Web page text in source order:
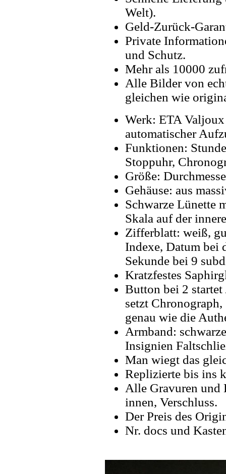
Welt).
Geld-Zurück-
Private
und Schutz.
Mehr als 10000
Alle Bilder von
gleichen wie
Werk: ETA
automatischer
Funktionen:
Stoppuhr,
Größe:
Gehäuse: aus
Schwarze Lünette
Skala auf der
Zifferblatt: weiß,
Indexe, Datum bei
Sekunde bei 9
Kratzfestes
Button bei 2
setzt
genau wie die
Armband:
Insignien
Man wiegt das
Replizierte bis ins
Alle Gravuren und
innen, Verschluss.
Der Preis des
Nr. docs und